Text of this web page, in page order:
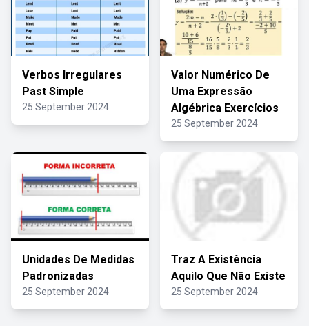
Verbos Irregulares
Past Simple
25 September 2024
Valor Numérico De
Uma Expressão
Algébrica Exercícios
25 September 2024
Unidades De Medidas
Padronizadas
25 September 2024
Traz A Existência
Aquilo Que Não Existe
25 September 2024